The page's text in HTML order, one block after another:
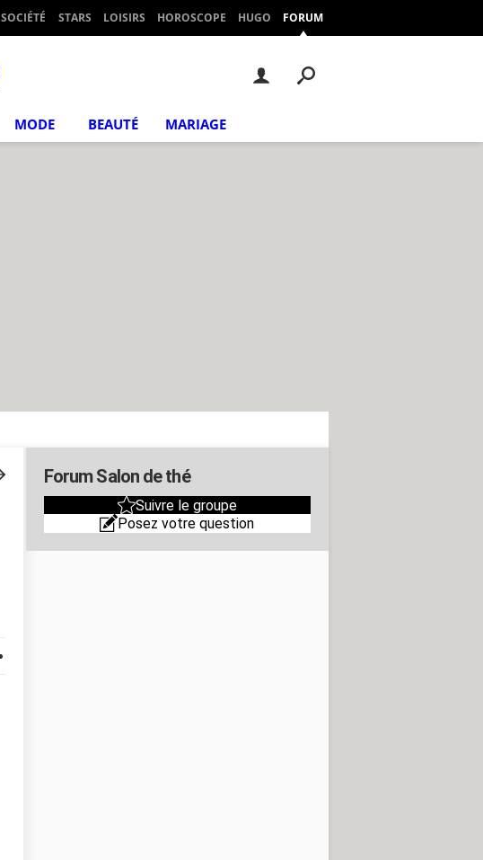
SOCIÉTÉ STARS LOISIRS HOROSCOPE HUGO FORUM
MODE BEAUTÉ MARIAGE
Forum Salon de thé
Suivre le groupe
Posez votre question